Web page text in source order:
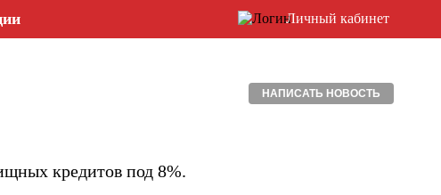
Личный кабинет
НАПИСАТЬ НОВОСТЬ
кредитов под 8%.